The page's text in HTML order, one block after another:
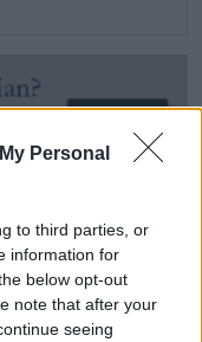
Personal
to third parties, or
information for
below opt-out
note that after your
seeing